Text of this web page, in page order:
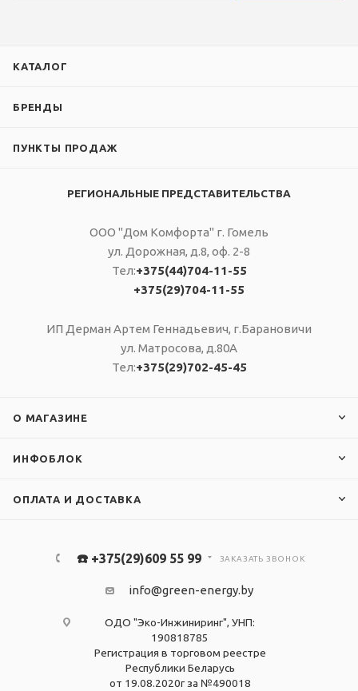
КАТАЛОГ
БРЕНДЫ
ПУНКТЫ ПРОДАЖ
РЕГИОНАЛЬНЫЕ ПРЕДСТАВИТЕЛЬСТВА
ООО "Дом Комфорта" г. Гомель
ул. Дорожная, д.8, оф. 2-8
Тел:+375(44)704-11-55
+375(29)704-11-55
ИП Дерман Артем Геннадьевич, г.Барановичи
ул. Матросова, д.80А
Тел:+375(29)702-45-45
О МАГАЗИНЕ
ИНФОБЛОК
ОПЛАТА И ДОСТАВКА
☎️ +375(29)609 55 99 ЗАКАЗАТЬ ЗВОНОК
info@green-energy.by
ОДО "Эко-Инжиниринг", УНП:
190818785
Регистрация в торговом реестре
Республики Беларусь
от 19.08.2020г за №490018